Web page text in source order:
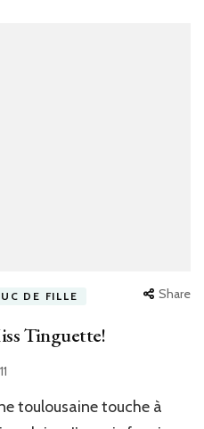
DE FILLE Share
Tinguette!
toulousaine touche à